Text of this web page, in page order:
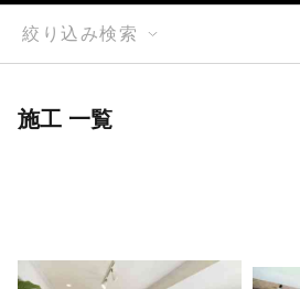
絞り込み検索
施工 一覧